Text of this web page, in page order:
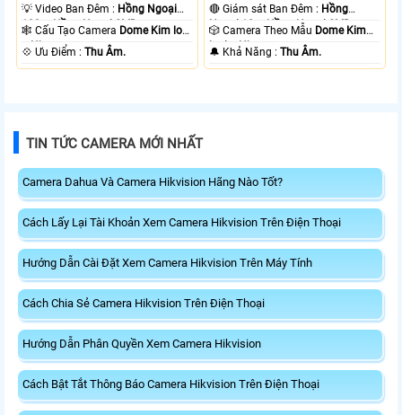
💡 Video Ban Đêm : Hồng Ngoại
100m Hồng Ngoại SMD.
🕸️ Cấu Tạo Camera Dome Kim loại
+ Nhựa.
️💠 Ưu Điểm :Thu Âm.
🔴 Giám sát Ban Đêm : Hồng
Ngoại 10m Hồng Ngoại SMD.
🎲 Camera Theo Mẫu Dome Kim
loại + Nhựa.
️🔔 Khả Năng :Thu Âm.
TIN TỨC CAMERA MỚI NHẤT
Camera Dahua Và Camera Hikvision Hãng Nào Tốt?
Cách Lấy Lại Tài Khoản Xem Camera Hikvision Trên Điện Thoại
Hướng Dẫn Cài Đặt Xem Camera Hikvision Trên Máy Tính
Cách Chia Sẻ Camera Hikvision Trên Điện Thoại
Hướng Dẫn Phân Quyền Xem Camera Hikvision
Cách Bật Tắt Thông Báo Camera Hikvision Trên Điện Thoại